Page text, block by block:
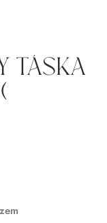
táska